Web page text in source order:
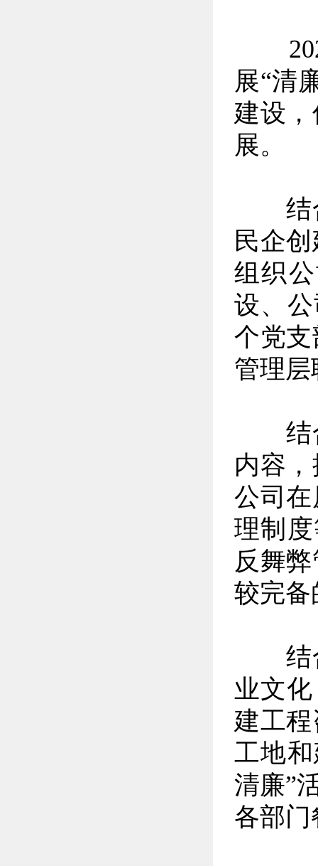
展“清
建设
展。
结合
民企
组织
设、
个党
管理
结合
内容
公司
理制
反舞
较完备
结合
业文
建工
工地
清廉”
各部门